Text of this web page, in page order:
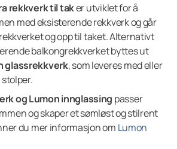
rekkverk til taker utviklet for å
med eksisterende rekkverk og går
og opp til taket. Alternativt
balkongrekkverket byttes ut
glassrekkverk, som leveres med eller
og Lumon innglassing passer
og skaper et sømløst og stilrent
du mer informasjon om Lumon